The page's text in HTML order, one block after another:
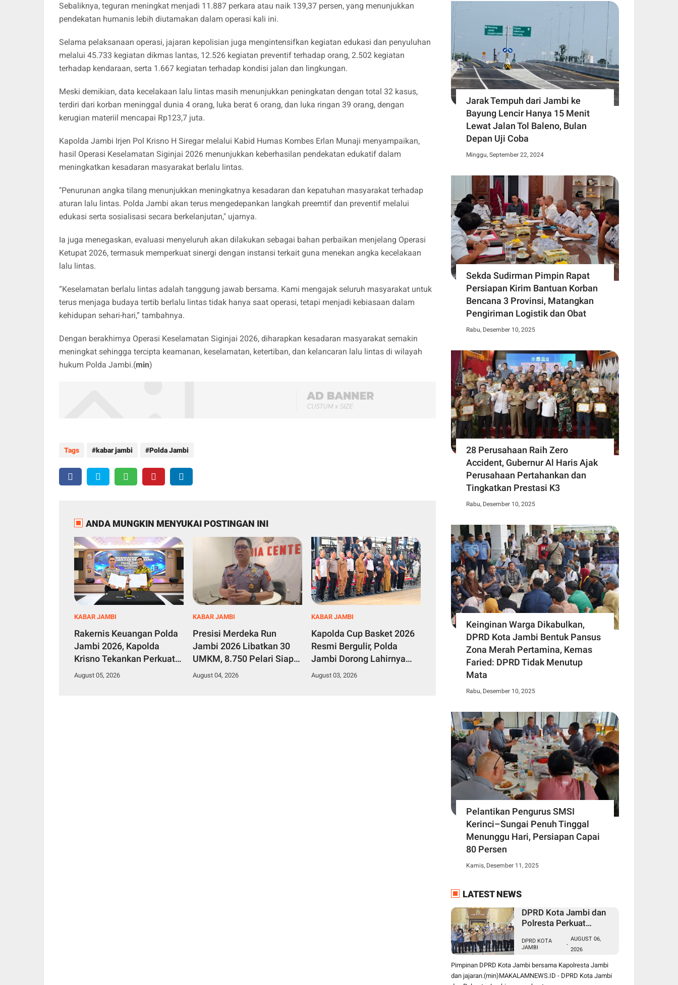
Sebaliknya, teguran meningkat menjadi 11.887 perkara atau naik 139,37 persen, yang menunjukkan
pendekatan humanis lebih diutamakan dalam operasi kali ini.
Selama pelaksanaan operasi, jajaran kepolisian juga mengintensifkan kegiatan edukasi dan penyuluhan
melalui 45.733 kegiatan dikmas lantas, 12.526 kegiatan preventif terhadap orang, 2.502 kegiatan
terhadap kendaraan, serta 1.667 kegiatan terhadap kondisi jalan dan lingkungan.
Meski demikian, data kecelakaan lalu lintas masih menunjukkan peningkatan dengan total 32 kasus,
terdiri dari korban meninggal dunia 4 orang, luka berat 6 orang, dan luka ringan 39 orang, dengan
kerugian materiil mencapai Rp123,7 juta.
Kapolda Jambi Irjen Pol Krisno H Siregar melalui Kabid Humas Kombes Erlan Munaji menyampaikan,
hasil Operasi Keselamatan Siginjai 2026 menunjukkan keberhasilan pendekatan edukatif dalam
meningkatkan kesadaran masyarakat berlalu lintas.
"Penurunan angka tilang menunjukkan meningkatnya kesadaran dan kepatuhan masyarakat terhadap
aturan lalu lintas. Polda Jambi akan terus mengedepankan langkah preemtif dan preventif melalui
edukasi serta sosialisasi secara berkelanjutan," ujarnya.
Ia juga menegaskan, evaluasi menyeluruh akan dilakukan sebagai bahan perbaikan menjelang Operasi
Ketupat 2026, termasuk memperkuat sinergi dengan instansi terkait guna menekan angka kecelakaan
lalu lintas.
“Keselamatan berlalu lintas adalah tanggung jawab bersama. Kami mengajak seluruh masyarakat untuk
terus menjaga budaya tertib berlalu lintas tidak hanya saat operasi, tetapi menjadi kebiasaan dalam
kehidupan sehari-hari,” tambahnya.
Dengan berakhirnya Operasi Keselamatan Siginjai 2026, diharapkan kesadaran masyarakat semakin
meningkat sehingga tercipta keamanan, keselamatan, ketertiban, dan kelancaran lalu lintas di wilayah
hukum Polda Jambi.(min)
Tags kabar jambi Polda Jambi
ANDA MUNGKIN MENYUKAI POSTINGAN INI
KABAR JAMBI
Rakernis Keuangan Polda
Jambi 2026, Kapolda
Krisno Tekankan Perkuat
Tata Kelola Keuangan
August 05, 2026
KABAR JAMBI
Presisi Merdeka Run
Jambi 2026 Libatkan 30
UMKM, 8.750 Pelari Siap
Gerakkan Ekonomi Lokal
August 04, 2026
KABAR JAMBI
Kapolda Cup Basket 2026
Resmi Bergulir, Polda
Jambi Dorong Lahirnya
Atlet Berprestasi
August 03, 2026
Jarak Tempuh dari Jambi ke
Bayung Lencir Hanya 15 Menit
Lewat Jalan Tol Baleno, Bulan
Depan Uji Coba
Minggu, September 22, 2024
Sekda Sudirman Pimpin Rapat
Persiapan Kirim Bantuan Korban
Bencana 3 Provinsi, Matangkan
Pengiriman Logistik dan Obat
Rabu, Desember 10, 2025
28 Perusahaan Raih Zero
Accident, Gubernur Al Haris Ajak
Perusahaan Pertahankan dan
Tingkatkan Prestasi K3
Rabu, Desember 10, 2025
Keinginan Warga Dikabulkan,
DPRD Kota Jambi Bentuk Pansus
Zona Merah Pertamina, Kemas
Faried: DPRD Tidak Menutup
Mata
Rabu, Desember 10, 2025
Pelantikan Pengurus SMSI
Kerinci–Sungai Penuh Tinggal
Menunggu Hari, Persiapan Capai
80 Persen
Kamis, Desember 11, 2025
LATEST NEWS
DPRD Kota Jambi dan
Polresta Perkuat
Kamtibmas jadi
Prioritas Bersama
DPRD KOTA
JAMBI
-
AUGUST 06,
2026
Pimpinan DPRD Kota Jambi bersama Kapolresta Jambi
dan jajaran.(min)MAKALAMNEWS.ID - DPRD Kota Jambi